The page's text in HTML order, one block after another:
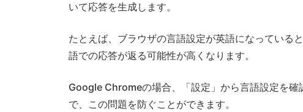
いて応答を生成します。
たとえば、ブラウザの言語設定が英語になっている
語での応答が返る可能性が高くなります。
Google Chromeの場合、「設定」から言語設定を確
で、この問題を防ぐことができます。